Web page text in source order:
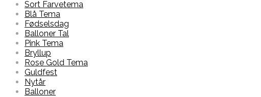
Sort Farvetema
Blå Tema
Fødselsdag
Balloner Tal
Pink Tema
Bryllup
Rose Gold Tema
Guldfest
Nytår
Balloner